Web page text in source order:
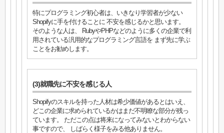
特にプログラミング初心者は、いきなり学習者が少ない
Shopifyに手を付けることに 不安を感じるかと思います。
そのような人は、 RubyやPHPなどのように多くの企業で利
用されている汎用的なプログラミング言語を まず先に学ぶ
ことをお勧めします。
(3)就職先に不安を感じる人
Shopifyのスキルを持った人材は希少価値があるとはいえ、
どこの企業に求められているかはまだ不明瞭な部分が残っ
ています。 ただこの点は将来になってみないとわからない
事ですので、 しばらく様子をみる他ありません。